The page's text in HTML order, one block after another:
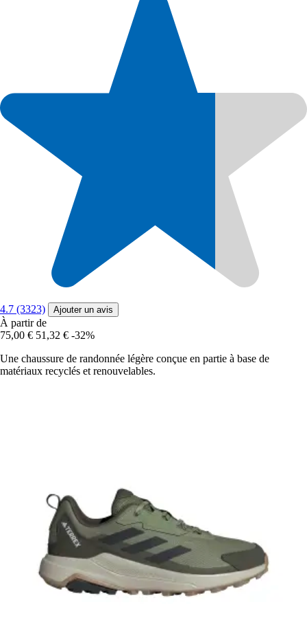
4.7 (3323) Ajouter un avis
À partir de
75,00 € 51,32 € -32%
Une chaussure de randonnée légère conçue en partie à base de
matériaux recyclés et renouvelables.